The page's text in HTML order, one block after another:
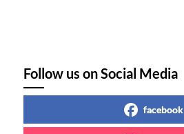
Follow us on Social Media
facebook